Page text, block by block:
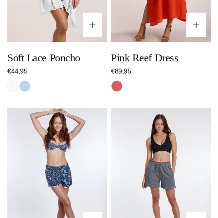
Optionen wählen
Soft Lace Poncho
Regulärer
Preis
€44,95
WeissHellblau
Pink Reef Dress
Regulärer
Preis
€89,95
Rot